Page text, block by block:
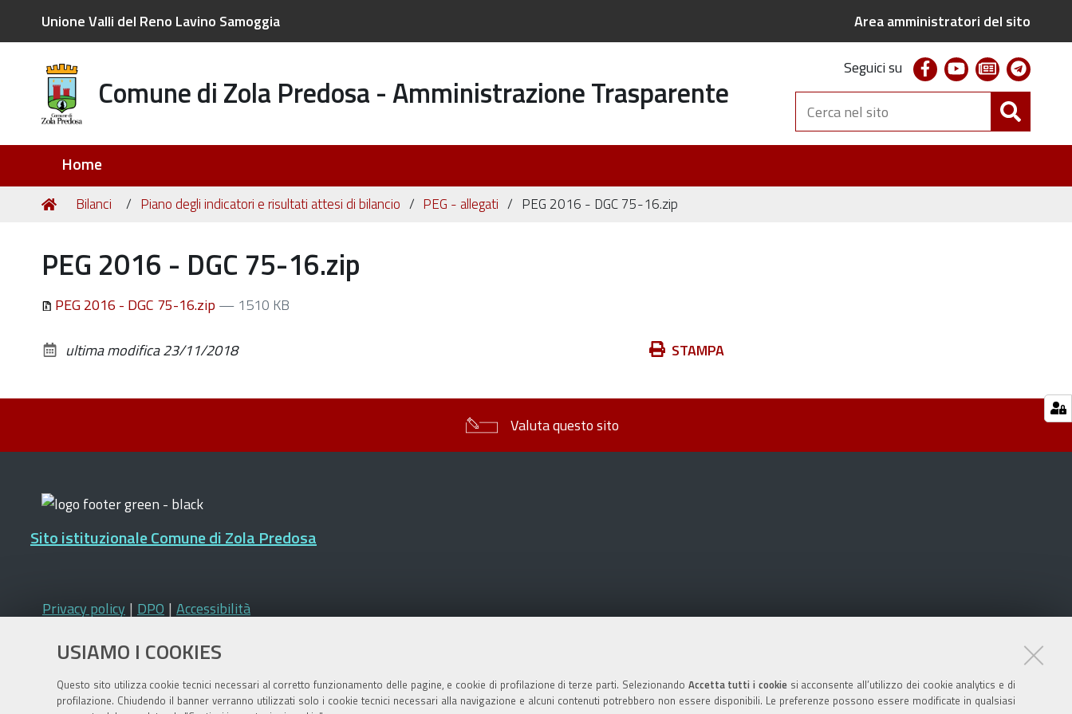
USIAMO I COOKIES
Questo sito utilizza cookie tecnici necessari al corretto funzionamento delle pagine, e cookie di profilazione di terze parti. Selezionando Accetta tutti i cookiesi acconsente all’utilizzo dei cookie analytics e di
profilazione. Chiudendo il banner verranno utilizzati solo i cookie tecnici necessari alla navigazione e alcuni contenuti potrebbero non essere disponibili. Le preferenze possono essere modificate in qualsiasi
Unione Valli del Reno Lavino Samoggia Area amministratori del sito
Comune di Zola Predosa - Amministrazione Trasparente
Seguici su facebookyoutubenewsletter
Cerca
nel
sito
Home
Tu
Home
Bilanci Piano degli indicatori e risultati attesi di bilancio PEG - allegati PEG 2016 - DGC 75-16.zip
PEG 2016 - DGC 75-16.zip
PEG 2016 - DGC 75-16.zip — 1510 KB
Azioni STAMPA
ultima modifica23/11/2018
Valuta questo sito
Sito istituzionale Comune di Zola Predosa
Privacy policy | DPO | Accessibilità